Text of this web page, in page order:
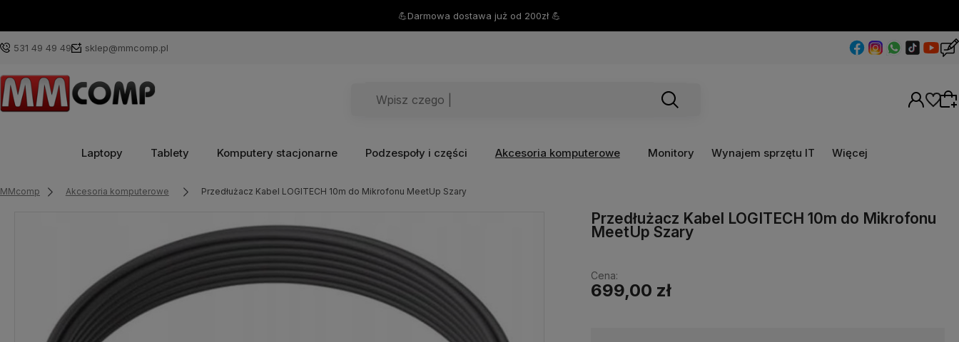
💪Darmowa dostawa już od 200zł 💪
531 49 49 49 sklep@mmcomp.pl
Wybierz coś dla siebie z naszej aktualnej
oferty lub zaloguj się, aby przywrócić dodane
Laptopy Tablety Komputery stacjonarne Podzespoły i części Akcesoria komputerowe Monitory Wynajem sprzętu IT Więcej
MMcomp Akcesoria komputerowe Przedłużacz Kabel LOGITECH 10m do Mikrofonu MeetUp Szary
Przedłużacz Kabel LOGITECH 10m do Mikrofonu
MeetUp Szary
Cena:
699,00 zł